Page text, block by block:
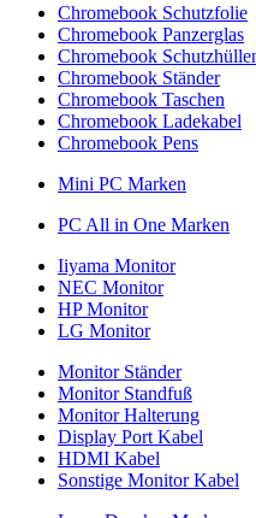
Chromebook Schutzfolie
Chromebook Panzerglas
Chromebook
Chromebook Ständer
Chromebook Taschen
Chromebook Ladekabel
Chromebook Pens
Mini PC Marken
PC All in One Marken
Iiyama Monitor
NEC Monitor
HP Monitor
LG Monitor
Monitor Ständer
Monitor Standfuß
Monitor Halterung
Display Port Kabel
HDMI Kabel
Sonstige Monitor Kabel